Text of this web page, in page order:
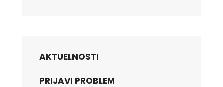
AKTUELNOSTI
PRIJAVI PROBLEM